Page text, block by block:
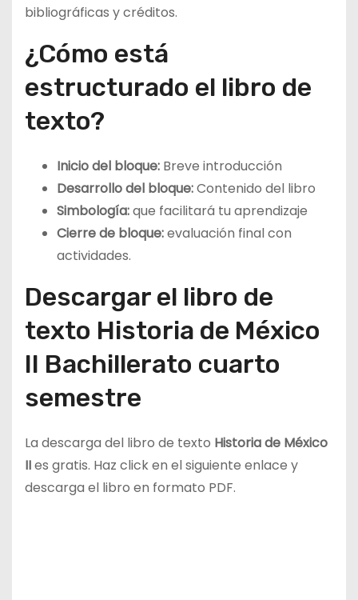
bibliográficas y créditos.
¿Cómo está
estructurado el libro de
texto?
Inicio del bloque: Breve introducción
Desarrollo del bloque:Contenido del libro
Simbología:que facilitará tu aprendizaje
Cierre de bloque:evaluación final con
actividades.
Descargar el libro de
texto Historia de México
II Bachillerato cuarto
semestre
La descarga del libro de texto Historia de México
IIes gratis. Haz click en el siguiente enlace y
descarga el libro en formato PDF.